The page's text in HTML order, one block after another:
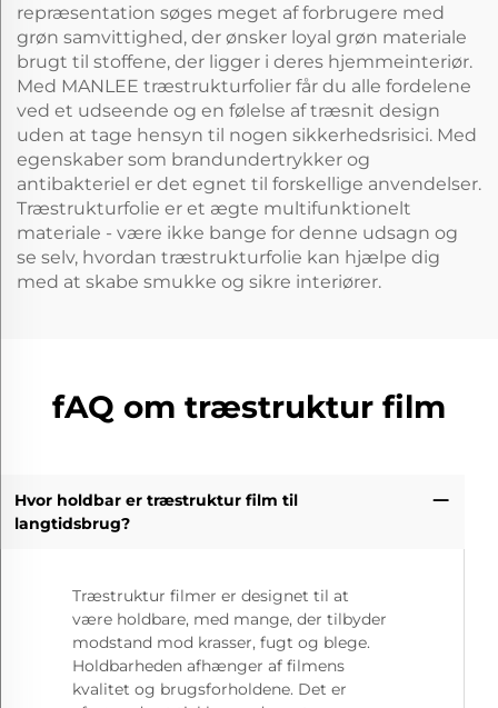
repræsentation søges meget af forbrugere med
grøn samvittighed, der ønsker loyal grøn materiale
brugt til stoffene, der ligger i deres hjemmeinteriør.
Med MANLEE træstrukturfolier får du alle fordelene
ved et udseende og en følelse af træsnit design
uden at tage hensyn til nogen sikkerhedsrisici. Med
egenskaber som brandundertrykker og
antibakteriel er det egnet til forskellige anvendelser.
Træstrukturfolie er et ægte multifunktionelt
materiale - være ikke bange for denne udsagn og
se selv, hvordan træstrukturfolie kan hjælpe dig
med at skabe smukke og sikre interiører.
fAQ om træstruktur film
Hvor holdbar er træstruktur film til
langtidsbrug?
Træstruktur filmer er designet til at
være holdbare, med mange, der tilbyder
modstand mod krasser, fugt og blege.
Holdbarheden afhænger af filmens
kvalitet og brugsforholdene. Det er